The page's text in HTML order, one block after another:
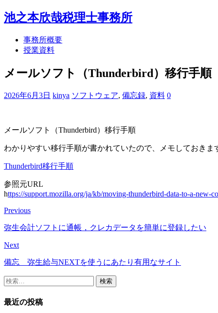
池之本欣哉税理士事務所
事務所概要
授業資料
メールソフト（Thunderbird）移行手順
2026年6月3日 kinya ソフトウェア, 備忘録, 資料 0
メールソフト（Thunderbird）移行手順
わかりやすい移行手順が書かれていたので、メモしておきま
Thunderbird移行手順
参照元URL
https://support.mozilla.org/ja/kb/moving-thunderbird-data-to-a-new-
Previous
弥生会計ソフトに通帳，クレカデータを簡単に登録したい
Next
備忘 弥生給与NEXTを使うにあたり有用なサイト
検
最近の投稿